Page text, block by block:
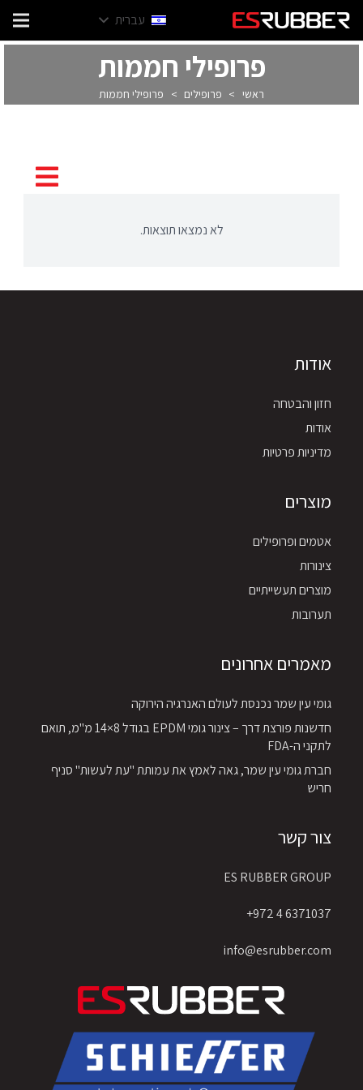
עברית
פרופילי חממות
ראשי > פרופילים > פרופילי חממות
לא נמצאו תוצאות.
אודות
חזון והבטחה
אודות
מדיניות פרטיות
מוצרים
אטמים ופרופילים
צינורות
מוצרים תעשייתיים
תערובות
מאמרים אחרונים
גומי עין שמר נכנסת לעולם האנרגיה הירוקה
חדשנות פורצת דרך – צינור גומי EPDM בגודל 8×14 מ"מ, תואם
לתקני ה-FDA
חברת גומי עין שמר, גאה לאמץ את עמותת "עת לעשות" סניף
חריש
צור קשר
ES RUBBER GROUP
6371037 4 972+
info@esrubber.com